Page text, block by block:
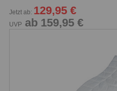
Jetzt ab: 129,95 €
UVP ab 159,95 €